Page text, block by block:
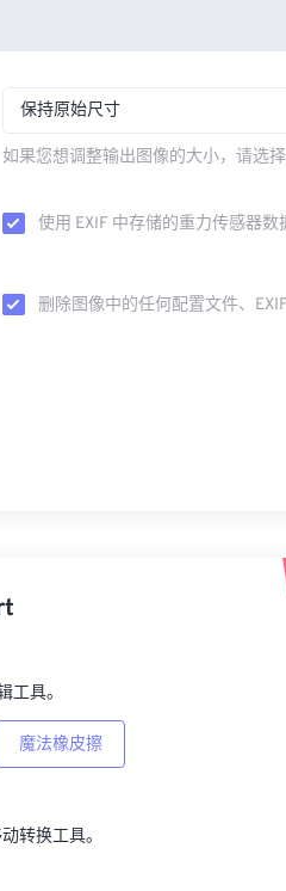
保持原始尺寸
如果您想调整输出图像的大小，请选择
使用 EXIF 中存储的重力传感器
删除图像中的任何配置文件、
工具。
魔法橡皮擦
转换工具。